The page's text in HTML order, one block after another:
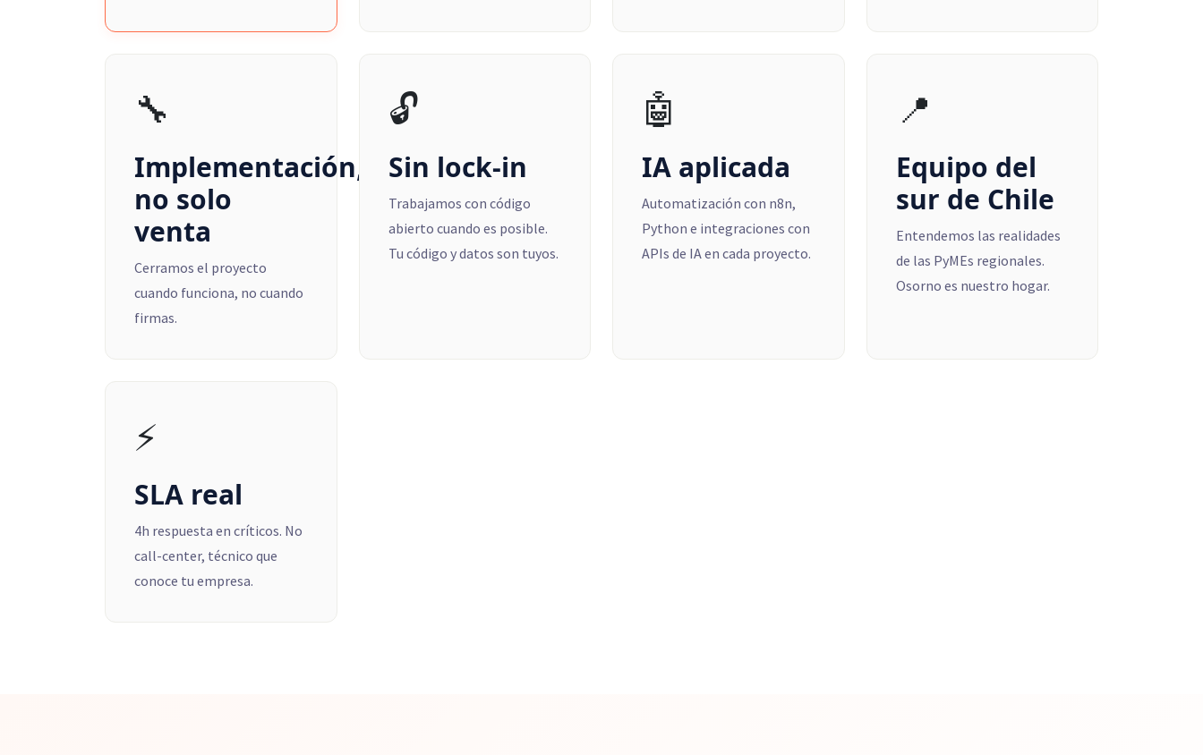
🔧
Implementación,
no solo
venta
Cerramos el proyecto
cuando funciona, no cuando
firmas.
🔓
Sin lock-in
Trabajamos con código
abierto cuando es posible.
Tu código y datos son tuyos.
🤖
IA aplicada
Automatización con n8n,
Python e integraciones con
APIs de IA en cada proyecto.
📍
Equipo del
sur de Chile
Entendemos las realidades
de las PyMEs regionales.
Osorno es nuestro hogar.
⚡
SLA real
4h respuesta en críticos. No
call-center, técnico que
conoce tu empresa.